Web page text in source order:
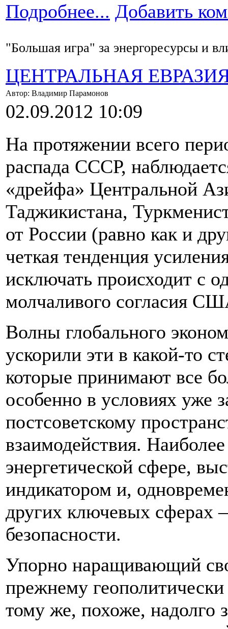
Подробнее... Добавить
"Большая игра" за энергоресурсы и
ЦЕНТРАЛЬНАЯ
Автор: Владимир Парамонов
02.09.2012 10:09
На протяжении всего
распада СССР,
«дрейфа» Центральной
Таджикистана,
от России (равно как и
четкая тенденция
исключать происходит с
молчаливого согласия
Волны глобального
ускорили эти в какой-то
которые принимают все
особенно в условиях уже
постсоветскому
взаимодействия.
энергетической сфере,
индикатором и,
других ключевых сферах
безопасности.
Упорно наращивающий
прежнему
тому же, похоже, надолго